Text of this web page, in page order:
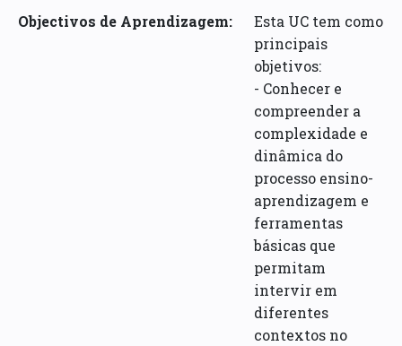
Objectivos de Aprendizagem:
Esta UC tem como
principais
objetivos:
- Conhecer e
compreender a
complexidade e
dinâmica do
processo ensino-
aprendizagem e
ferramentas
básicas que
permitam
intervir em
diferentes
contextos no